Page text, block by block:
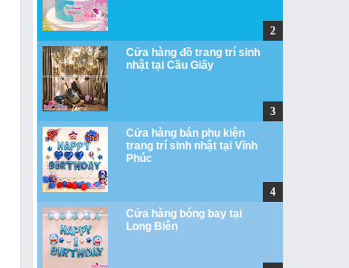
Cửa hàng đồ trang trí sinh
nhật tại Cầu Giấy
Cửa hàng bán phụ kiện
trang trí sinh nhật tại Vĩnh
Phúc
Cửa hàng bóng bay tại
Long Biên